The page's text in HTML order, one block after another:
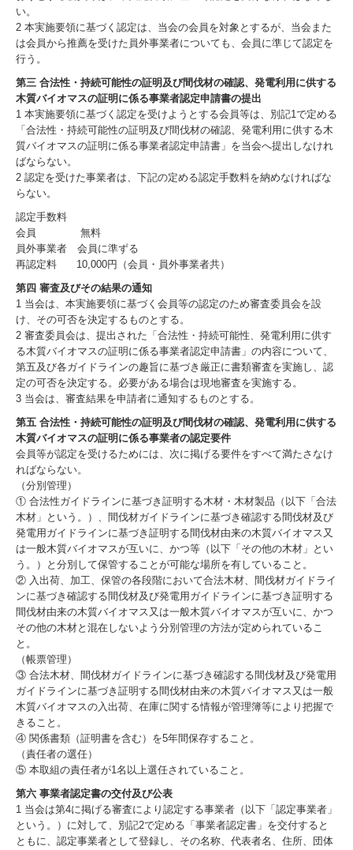
い。
2 本実施要領に基づく認定は、当会の会員を対象とするが、当会また
は会員から推薦を受けた員外事業者についても、会員に準じて認定を
行う。
第三 合法性・持続可能性の証明及び間伐材の確認、発電利用に供する
木質バイオマスの証明に係る事業者認定申請書の提出
1 本実施要領に基づく認定を受けようとする会員等は、別記1で定める
「合法性・持続可能性の証明及び間伐材の確認、発電利用に供する木
質バイオマスの証明に係る事業者認定申請書」を当会へ提出しなけれ
ばならない。
2 認定を受けた事業者は、下記の定める認定手数料を納めなければな
らない。
認定手数料
会員 無料
員外事業者 会員に準ずる
再認定料 10,000円（会員・員外事業者共）
第四 審査及びその結果の通知
1 当会は、本実施要領に基づく会員等の認定のため審査委員会を設
け、その可否を決定するものとする。
2 審査委員会は、提出された「合法性・持続可能性、発電利用に供す
る木質バイオマスの証明に係る事業者認定申請書」の内容について、
第五及び各ガイドラインの趣旨に基づき厳正に書類審査を実施し、認
定の可否を決定する。必要がある場合は現地審査を実施する。
3 当会は、審査結果を申請者に通知するものとする。
第五 合法性・持続可能性の証明及び間伐材の確認、発電利用に供する
木質バイオマスの証明に係る事業者の認定要件
会員等が認定を受けるためには、次に掲げる要件をすべて満たさなけ
ればならない。
（分別管理）
① 合法性ガイドラインに基づき証明する木材・木材製品（以下「合法
木材」という。）、間伐材ガイドラインに基づき確認する間伐材及び
発電用ガイドラインに基づき証明する間伐材由来の木質バイオマス又
は一般木質バイオマスが互いに、かつ等（以下「その他の木材」とい
う。）と分別して保管することが可能な場所を有していること。
② 入出荷、加工、保管の各段階において合法木材、間伐材ガイドライ
ンに基づき確認する間伐材及び発電用ガイドラインに基づき証明する
間伐材由来の木質バイオマス又は一般木質バイオマスが互いに、かつ
その他の木材と混在しないよう分別管理の方法が定められているこ
と。
（帳票管理）
③ 合法木材、間伐材ガイドラインに基づき確認する間伐材及び発電用
ガイドラインに基づき証明する間伐材由来の木質バイオマス又は一般
木質バイオマスの入出荷、在庫に関する情報が管理簿等により把握で
きること。
④ 関係書類（証明書を含む）を5年間保存すること。
（責任者の選任）
⑤ 本取組の責任者が1名以上選任されていること。
第六 事業者認定書の交付及び公表
1 当会は第4に掲げる審査により認定する事業者（以下「認定事業者」
という。）に対して、別記2で定める「事業者認定書」を交付すると
ともに、認定事業者として登録し、その名称、代表者名、住所、団体